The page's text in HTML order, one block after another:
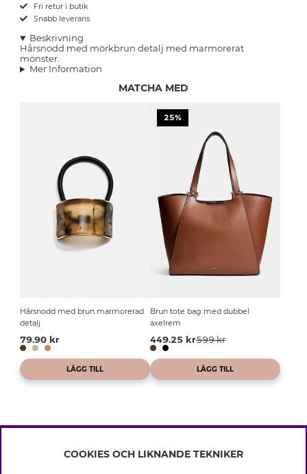
Fri retur i butik
Snabb leverans
Beskrivning
Hårsnodd med mörkbrun detalj med marmorerat
mönster.
Mer Information
MATCHA MED
Hårsnodd med brun marmorerad
detalj
79.90 kr
LÄGG TILL
25%
Brun tote bag med dubbel
axelrem
449.25 kr599 kr
LÄGG TILL
INFO
COOKIES OCH LIKNANDE TEKNIKER